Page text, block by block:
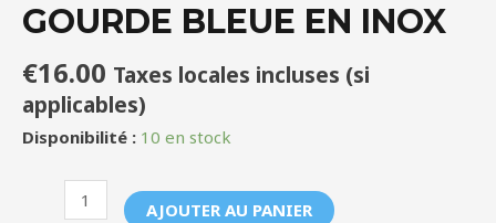
GOURDE BLEUE EN INOX
€16.00 Taxes locales incluses (si
applicables)
Disponibilité : 10 en stock
quantité
AJOUTER AU PANIER